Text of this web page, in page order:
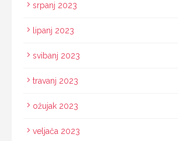
srpanj 2023
lipanj 2023
svibanj 2023
travanj 2023
ožujak 2023
veljača 2023